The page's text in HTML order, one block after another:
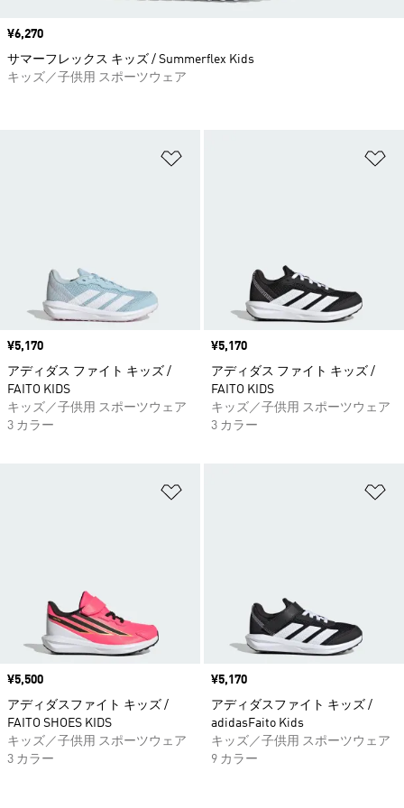
価格
¥5,170
アディダス ファイト キッズ /
FAITO KIDS
キッズ／子供用 スポーツウェア
3 カラー
価格
¥5,170
アディダス ファイト キッズ /
FAITO KIDS
キッズ／子供用 スポーツウェア
3 カラー
価格
¥5,500
アディダスファイト キッズ /
FAITO SHOES KIDS
キッズ／子供用 スポーツウェア
3 カラー
価格
¥5,170
アディダスファイト キッズ /
adidasFaito Kids
キッズ／子供用 スポーツウェア
9 カラー
価格
¥6,270
サマーフレックス キッズ / Summerflex Kids
キッズ／子供用 スポーツウェア